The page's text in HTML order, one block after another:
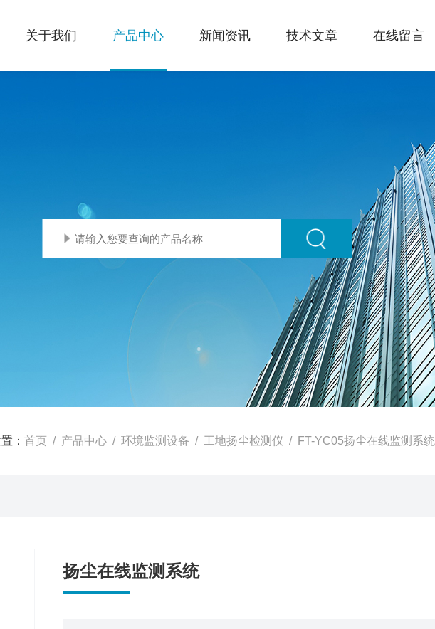
关于我们 产品中心 新闻资讯 技术文章 在线留言
： 首页 / 产品中心 / 环境监测设备 / 工地扬尘检测仪 / FT-YC05扬尘在线监测系统
扬尘在线监测系统